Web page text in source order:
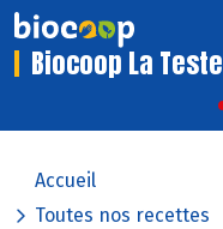
Biocoop La Teste
Accueil
Toutes nos recettes